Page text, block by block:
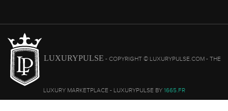
LUXURYPULSE - COPYRIGHT © LUXURYPULSE.COM - THE
LUXURY MARKETPLACE - LUXURYPULSE BY 1665.FR